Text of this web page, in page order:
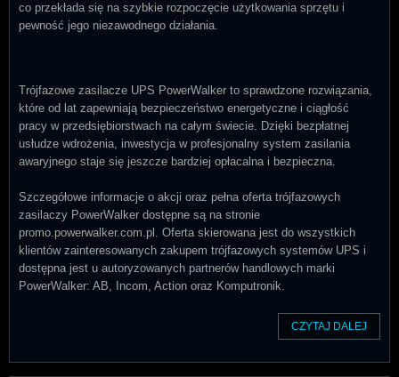
co przekłada się na szybkie rozpoczęcie użytkowania sprzętu i
pewność jego niezawodnego działania.
Trójfazowe zasilacze UPS PowerWalker to sprawdzone rozwiązania,
które od lat zapewniają bezpieczeństwo energetyczne i ciągłość
pracy w przedsiębiorstwach na całym świecie. Dzięki bezpłatnej
usłudze wdrożenia, inwestycja w profesjonalny system zasilania
awaryjnego staje się jeszcze bardziej opłacalna i bezpieczna.
Szczegółowe informacje o akcji oraz pełna oferta trójfazowych
zasilaczy PowerWalker dostępne są na stronie
promo.powerwalker.com.pl. Oferta skierowana jest do wszystkich
klientów zainteresowanych zakupem trójfazowych systemów UPS i
dostępna jest u autoryzowanych partnerów handlowych marki
PowerWalker: AB, Incom, Action oraz Komputronik.
CZYTAJ DALEJ